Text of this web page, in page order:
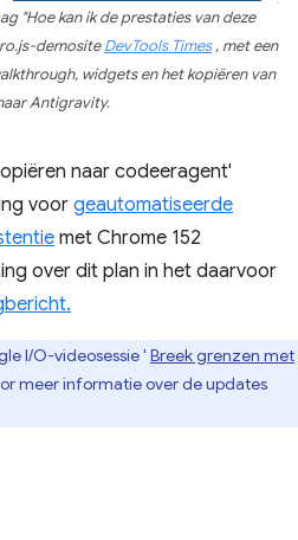
"Hoe kan ik de prestaties van deze
demositeDevTools Times, met een
widgets en het kopiëren van
Antigravity.
naar codeeragent'
voor geautomatiseerde
met Chrome 152
over dit plan in het daarvoor
I/O-videosessie ' Breek grenzen met
meer informatie over de updates